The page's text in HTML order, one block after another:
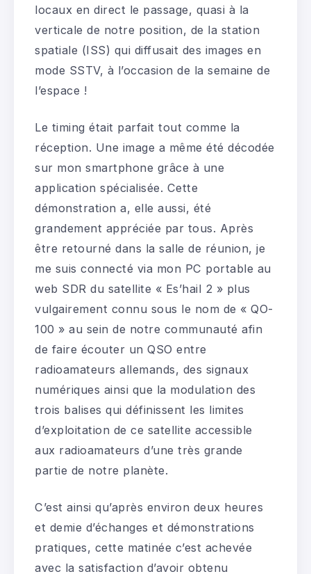
locaux en direct le passage, quasi à la
verticale de notre position, de la station
spatiale (ISS) qui diffusait des images en
mode SSTV, à l’occasion de la semaine de
l’espace !
Le timing était parfait tout comme la
réception. Une image a même été décodée
sur mon smartphone grâce à une
application spécialisée. Cette
démonstration a, elle aussi, été
grandement appréciée par tous. Après
être retourné dans la salle de réunion, je
me suis connecté via mon PC portable au
web SDR du satellite « Es’hail 2 » plus
vulgairement connu sous le nom de « QO-
100 » au sein de notre communauté afin
de faire écouter un QSO entre
radioamateurs allemands, des signaux
numériques ainsi que la modulation des
trois balises qui définissent les limites
d’exploitation de ce satellite accessible
aux radioamateurs d’une très grande
partie de notre planète.
C’est ainsi qu’après environ deux heures
et demie d’échanges et démonstrations
pratiques, cette matinée c’est achevée
avec la satisfaction d’avoir obtenu